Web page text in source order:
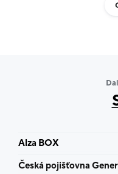
země nebo
abychom vám
hledáním cenově
Alza BOX
Česká pojišťovna